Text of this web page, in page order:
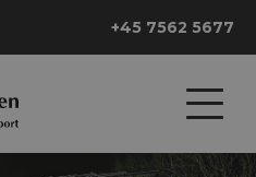
+45 7562 5677